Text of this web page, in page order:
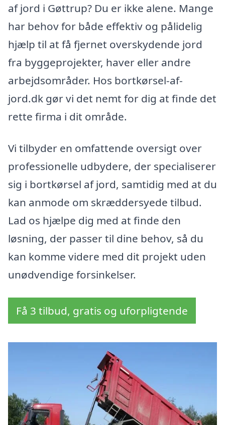
af jord i Gøttrup? Du er ikke alene. Mange
har behov for både effektiv og pålidelig
hjælp til at få fjernet overskydende jord
fra byggeprojekter, haver eller andre
arbejdsområder. Hos bortkørsel-af-
jord.dk gør vi det nemt for dig at finde det
rette firma i dit område.
Vi tilbyder en omfattende oversigt over
professionelle udbydere, der specialiserer
sig i bortkørsel af jord, samtidig med at du
kan anmode om skræddersyede tilbud.
Lad os hjælpe dig med at finde den
løsning, der passer til dine behov, så du
kan komme videre med dit projekt uden
unødvendige forsinkelser.
Få 3 tilbud, gratis og uforpligtende